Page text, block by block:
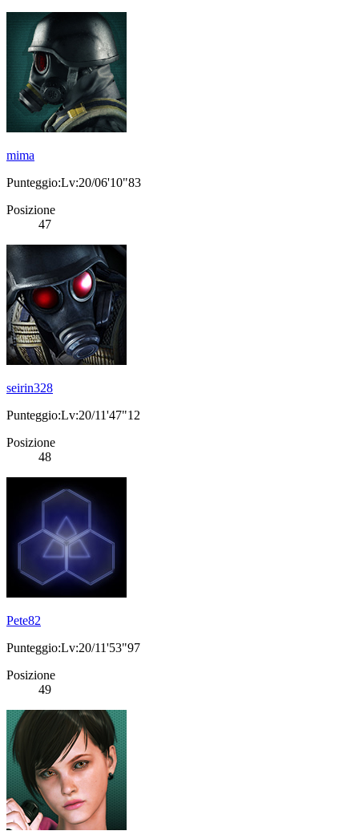
mima
Punteggio:Lv:20/06'10"83
Posizione
47
seirin328
Punteggio:Lv:20/11'47"12
Posizione
48
Pete82
Punteggio:Lv:20/11'53"97
Posizione
49